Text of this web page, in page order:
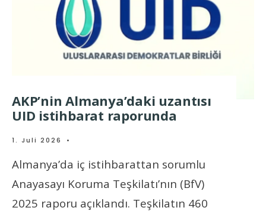
AKP’nin Almanya’daki uzantısı
UID istihbarat raporunda
1. Juli 2026 •
Almanya’da iç istihbarattan sorumlu
Anayasayı Koruma Teşkilatı’nın (BfV)
2025 raporu açıklandı. Teşkilatın 460